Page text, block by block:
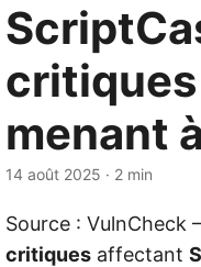
menant
14 août 2025 · 2 min
Source : VulnCheck
critiques affectant